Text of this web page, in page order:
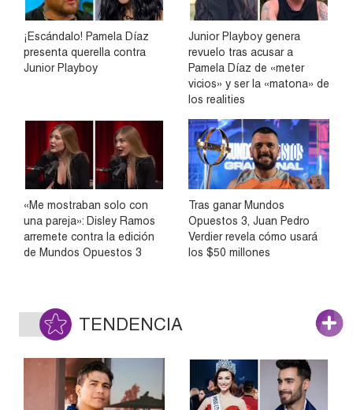
¡Escándalo! Pamela Díaz
presenta querella contra
Junior Playboy
Junior Playboy genera
revuelo tras acusar a
Pamela Díaz de «meter
vicios» y ser la «matona» de
los realities
«Me mostraban solo con
una pareja»: Disley Ramos
arremete contra la edición
de Mundos Opuestos 3
Tras ganar Mundos
Opuestos 3, Juan Pedro
Verdier revela cómo usará
los $50 millones
TENDENCIA